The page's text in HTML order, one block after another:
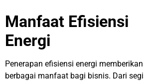
Manfaat Efisiensi
Energi
Penerapan efisiensi energi memberikan
berbagai manfaat bagi bisnis. Dari segi